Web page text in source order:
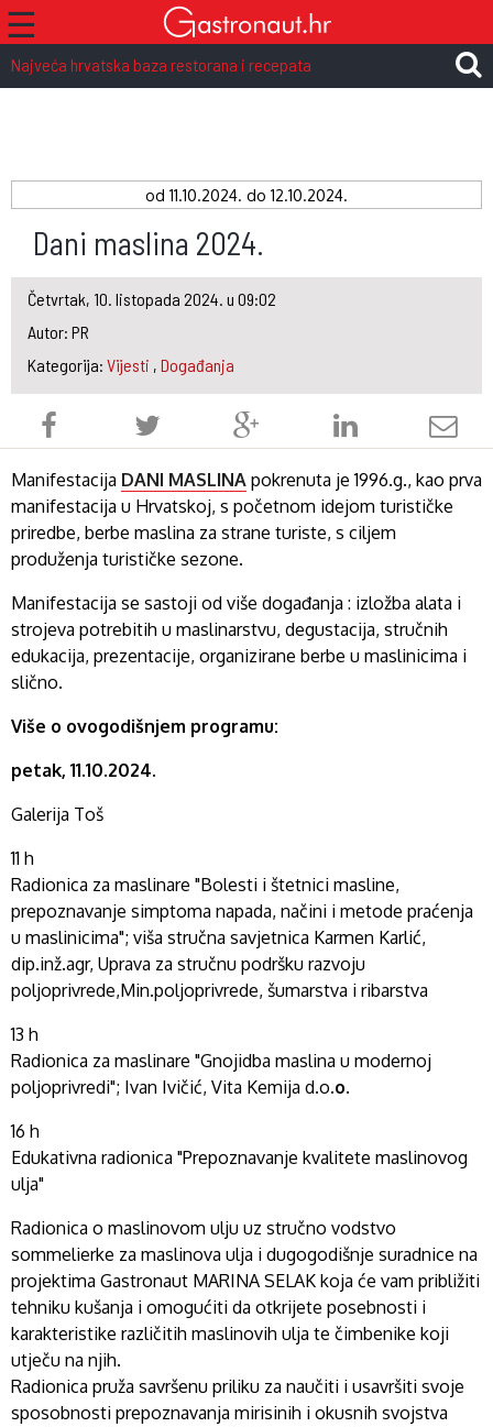
☰
Najveća hrvatska baza restorana i recepata
od 11.10.2024. do 12.10.2024.
Dani maslina 2024.
Četvrtak, 10. listopada 2024. u 09:02
Autor: PR
Kategorija: Vijesti , Događanja
Manifestacija DANI MASLINA pokrenuta je 1996.g., kao prva
manifestacija u Hrvatskoj, s početnom idejom turističke
priredbe, berbe maslina za strane turiste, s ciljem
produženja turističke sezone.
Manifestacija se sastoji od više događanja : izložba alata i
strojeva potrebitih u maslinarstvu, degustacija, stručnih
edukacija, prezentacije, organizirane berbe u maslinicima i
slično.
Više o ovogodišnjem programu:
petak, 11.10.2024.
Galerija Toš
11 h
Radionica za maslinare "Bolesti i štetnici masline,
prepoznavanje simptoma napada, načini i metode praćenja
u maslinicima"; viša stručna savjetnica Karmen Karlić,
dip.inž.agr, Uprava za stručnu podršku razvoju
poljoprivrede,Min.poljoprivrede, šumarstva i ribarstva
13 h
Radionica za maslinare "Gnojidba maslina u modernoj
poljoprivredi"; Ivan Ivičić, Vita Kemija d.o.o.
16 h
Edukativna radionica "Prepoznavanje kvalitete maslinovog
ulja"
Radionica o maslinovom ulju uz stručno vodstvo
sommelierke za maslinova ulja i dugogodišnje suradnice na
projektima Gastronaut MARINA SELAK koja će vam približiti
tehniku kušanja i omogućiti da otkrijete posebnosti i
karakteristike različitih maslinovih ulja te čimbenike koji
utječu na njih.
Radionica pruža savršenu priliku za naučiti i usavršiti svoje
sposobnosti prepoznavanja mirisinih i okusnih svojstva